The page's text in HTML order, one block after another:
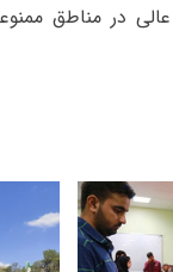
در مناطق